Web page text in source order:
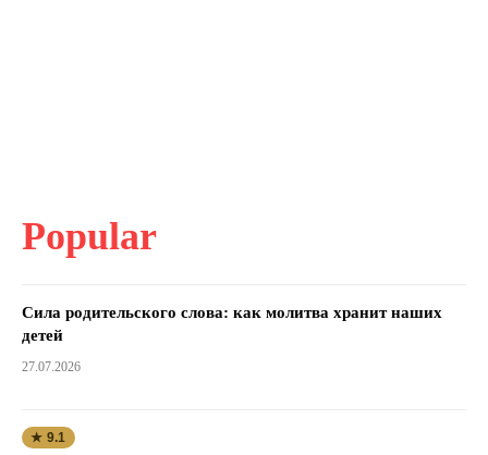
Popular
Сила родительского слова: как молитва хранит наших
детей
27.07.2026
★ 9.1